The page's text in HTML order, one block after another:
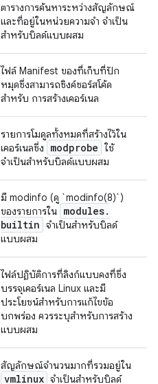
ตารางการค้นหาระหว่างสัญลักษณ์
และที่อยู่ในหน่วยความจำ จำเป็น
สำหรับบิลด์แบบผสม
ไฟล์ Manifest ของที่เก็บที่ปัก
หมุดซึ่งสามารถซิงค์ซอร์สโค้ด
สำหรับ การสร้างเคอร์เนล
รายการโมดูลทั้งหมดที่สร้างไว้ใน
เคอร์เนลซึ่ง
modprobe ใช้
จำเป็นสำหรับบิลด์แบบผสม
มี modinfo (ดู `modinfo(8)`)
ของรายการใน modules.
builtin จำเป็นสำหรับบิลด์
แบบผสม
ไฟล์ปฏิบัติการที่ลิงก์แบบคงที่ซึ่ง
บรรจุเคอร์เนล Linux และมี
ประโยชน์สำหรับการแก้ไขข้อ
บกพร่อง ควรระบุสำหรับการสร้าง
แบบผสม
สัญลักษณ์จำนวนมากที่รวมอยู่ใน
vmlinux จำเป็นสำหรับบิลด์